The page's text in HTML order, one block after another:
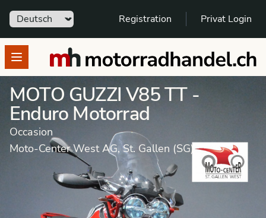
Sprache Registration Privat Login
Open menumotorradhandel.ch
MOTO GUZZI V85 TT -
Enduro Motorrad
Occasion
Moto-Center West AG, St. Gallen (SG)
Occasion
Enduro Motorrad
V85 TT